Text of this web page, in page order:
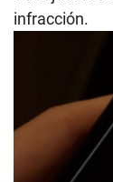
infracción.